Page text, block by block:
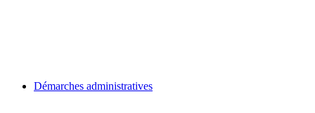
Démarches administratives